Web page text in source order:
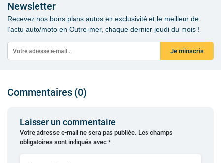
Newsletter
Recevez nos bons plans autos en exclusivité et le meilleur de
l’actu auto/moto en Outre-mer, chaque dernier jeudi du mois !
Je m'inscris
Commentaires (0)
Laisser un commentaire
Votre adresse e-mail ne sera pas publiée. Les champs
obligatoires sont indiqués avec *